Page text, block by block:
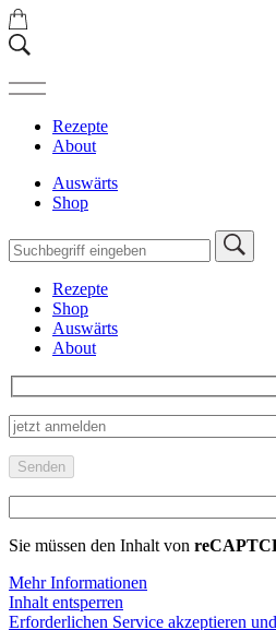
Rezepte
About
Auswärts
Shop
Rezepte
Shop
Auswärts
About
Sie müssen den Inhalt von
Mehr Informationen
Inhalt entsperren
Erforderlichen Service akzeptieren